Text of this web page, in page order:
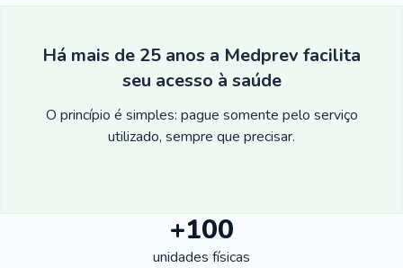
Há mais de 25 anos a Medprev facilita
seu acesso à saúde
O princípio é simples: pague somente pelo serviço
utilizado, sempre que precisar.
+100
unidades físicas